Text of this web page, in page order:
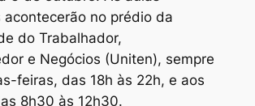
acontecerão no prédio da
do Trabalhador,
e Negócios (Uniten), sempre
feiras, das 18h às 22h, e aos
8h30 às 12h30.